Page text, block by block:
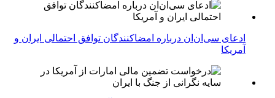
ادعای سی‌ان‌ان درباره امضاکنندگان توافق احتمالی ایران و
آمریکا